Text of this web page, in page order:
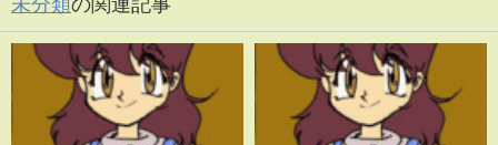
未分類の関連記事